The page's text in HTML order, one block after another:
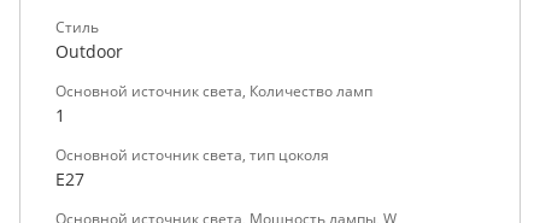
Стиль
Outdoor
Основной источник света, Количество ламп
1
Основной источник света, тип цоколя
E27
Основной источник света, Мощность лампы, W